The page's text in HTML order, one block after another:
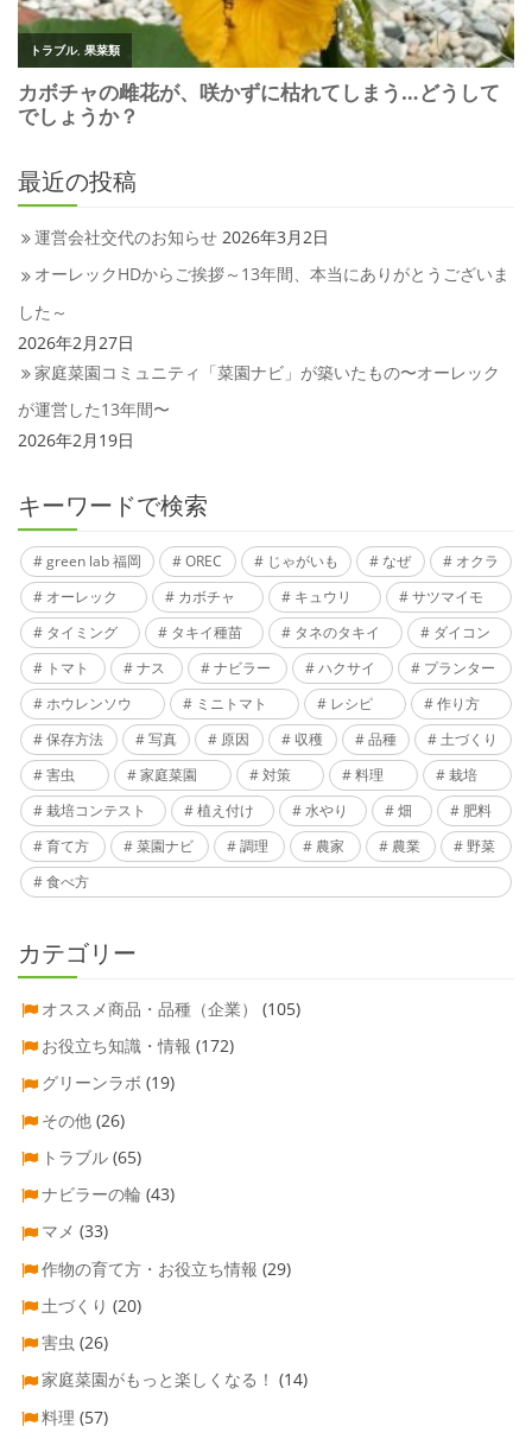
最近の投稿
運営会社交代のお知らせ 2026年3月2日
オーレックHDからご挨拶～13年間、本当にありがとうございま
した～
2026年2月27日
家庭菜園コミュニティ「菜園ナビ」が築いたもの〜オーレック
が運営した13年間〜
2026年2月19日
キーワードで検索
green lab 福岡 OREC じゃがいも なぜ
オクラ
オーレック
カボチャ キュウリ
サツマイモ
タイミング
タキイ種苗 タネのタキイ
ダイコン
トマト
ナス ナビラー ハクサイ
プランター
ホウレンソウ
ミニトマト レシピ
作り方
保存方法
写真 原因 収穫 品種
土づくり
害虫
家庭菜園 対策 料理
栽培
栽培コンテスト
植え付け 水やり 畑
肥料
育て方
菜園ナビ 調理 農家 農業
野菜
食べ方
カテゴリー
オススメ商品・品種（企業）
(105)
お役立ち知識・情報 (172)
グリーンラボ (19)
その他 (26)
トラブル (65)
ナビラーの輪 (43)
マメ (33)
作物の育て方・お役立ち情報 (29)
土づくり (20)
害虫 (26)
家庭菜園がもっと楽しくなる！ (14)
料理 (57)